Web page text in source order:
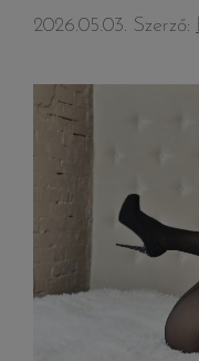
2026.05.03. Szerző: